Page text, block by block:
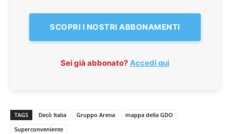
SCOPRI I NOSTRI ABBONAMENTI
Sei già abbonato? Accedi qui
TAGS Decò Italia Gruppo Arena
mappa della GDO
Superconveniente